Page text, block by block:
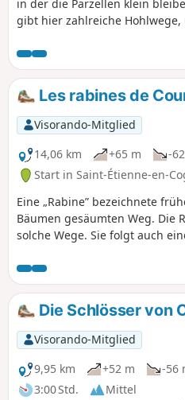
in der die Parzellen klein
gibt hier zahlreiche Hohlwege,
entdecken. Kleiner Nachteil:
ihrer Beschaffenheit gibt es
durchgehende Verbindung. Der
Wanderer muss daher in Kauf
einige Strecken auf
Straßen zurückzulegen.
Les rabines de
Visorando-Mitglied
14,06 km
+65 m -
Start in Saint-Étienne-en-
Eine „Rabine” bezeichnete
Bäumen gesäumten Weg. Die
solche Wege. Sie folgt auch
mit einer anderen Wanderung
Saint-Brice-en-Coglès
Die Schlösser von
Visorando-Mitglied
9,95 km
+52 m
-56
3:00 Std.
Mittel